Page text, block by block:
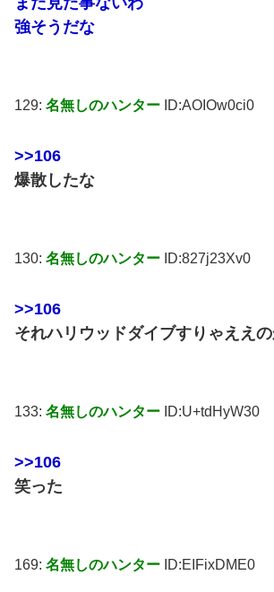
強そうだな
129: 名無しのハンター ID:AOIOw0ci0
>>106
爆散したな
130: 名無しのハンター ID:827j23Xv0
>>106
それハリウッドダイブすりゃええ
133: 名無しのハンター ID:U+tdHyW30
>>106
笑った
169: 名無しのハンター ID:EIFixDME0